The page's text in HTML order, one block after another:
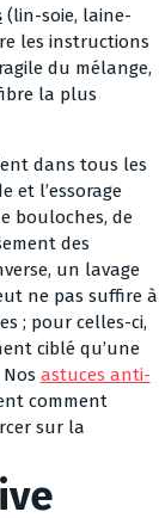
(lin-soie, laine-
les instructions
du mélange,
la plus
dans tous les
et l’essorage
bouloches, de
des
un lavage
ne pas suffire à
; pour celles-ci,
ciblé qu’une
astuces anti-
comment
sur la